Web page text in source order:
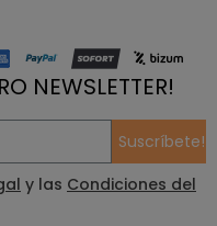
NEWSLETTER!
Suscríbete!
y las Condiciones del